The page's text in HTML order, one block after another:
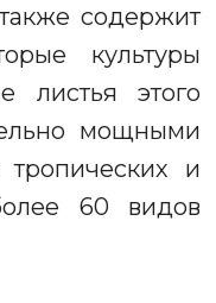
содержит
культуры
листья этого
мощными
и
60 видов